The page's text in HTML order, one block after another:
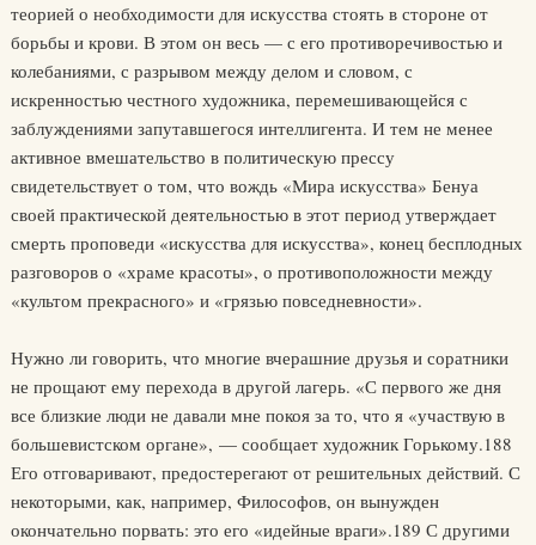
теорией о необходимости для искусства стоять в стороне от
борьбы и крови. В этом он весь — с его противоречивостью и
колебаниями, с разрывом между делом и словом, с
искренностью честного художника, перемешивающейся с
заблуждениями запутавшегося интеллигента. И тем не менее
активное вмешательство в политическую прессу
свидетельствует о том, что вождь «Мира искусства» Бенуа
своей практической деятельностью в этот период утверждает
смерть проповеди «искусства для искусства», конец бесплодных
разговоров о «храме красоты», о противоположности между
«культом прекрасного» и «грязью повседневности».
Нужно ли говорить, что многие вчерашние друзья и соратники
не прощают ему перехода в другой лагерь. «С первого же дня
все близкие люди не давали мне покоя за то, что я «участвую в
большевистском органе», — сообщает художник Горькому.188
Его отговаривают, предостерегают от решительных действий. С
некоторыми, как, например, Философов, он вынужден
окончательно порвать: это его «идейные враги».189 С другими